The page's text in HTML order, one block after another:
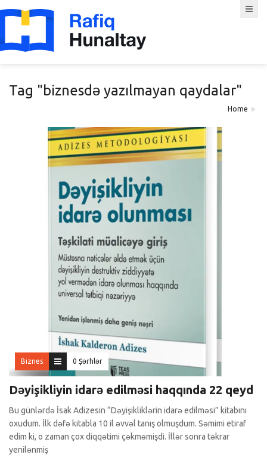
Tag "biznesdə yazılmayan qaydalar"
Home
Biznes 0 Şərhlər
Dəyişikliyin idarə edilməsi haqqında 22 qeyd
Bu günlərdə İsak Adizesin “Dəyişikliklərin idarə edilməsi” kitabını
oxudum. İlk dəfə kitabla 10 il əvvəl tanış olmuşdum. Səmimi etiraf
edim ki, o zaman çox diqqətimi çəkməmişdi. İllər sonra təkrar
yenilənmiş